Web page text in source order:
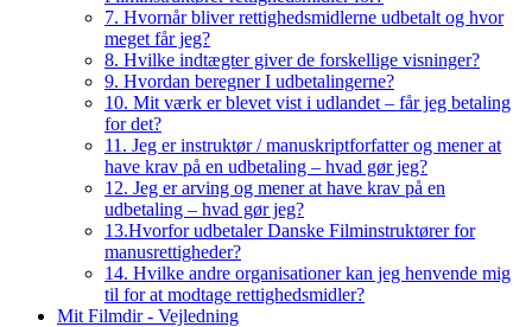
7. Hvornår bliver rettighedsmidlerne udbetalt og hvor
meget får jeg?
8. Hvilke indtægter giver de forskellige visninger?
9. Hvordan beregner I udbetalingerne?
10. Mit værk er blevet vist i udlandet – får jeg betaling
for det?
11. Jeg er instruktør / manuskriptforfatter og mener at
have krav på en udbetaling – hvad gør jeg?
12. Jeg er arving og mener at have krav på en
udbetaling – hvad gør jeg?
13.Hvorfor udbetaler Danske Filminstruktører for
manusrettigheder?
14. Hvilke andre organisationer kan jeg henvende mig
til for at modtage rettighedsmidler?
Mit Filmdir - Vejledning